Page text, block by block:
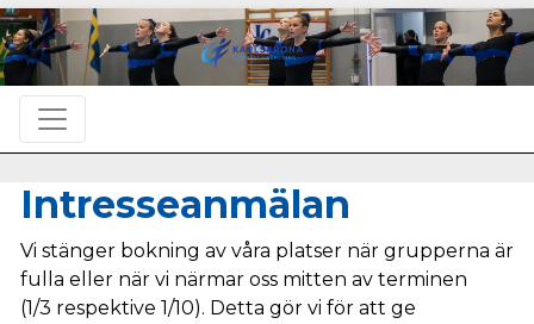
Intresseanmälan
Vi stänger bokning av våra platser när grupperna är
fulla eller när vi närmar oss mitten av terminen
(1/3 respektive 1/10). Detta gör vi för att ge